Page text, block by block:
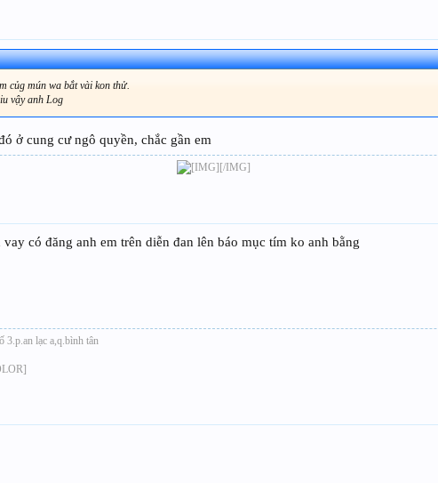
củg mún wa bắt vài kon thử.
vậy anh Log
ở cung cư ngô quyền, chắc gần em
[/IMG]​
có đăng anh em trên diễn đan lên báo mục tím ko anh bằng
3.p.an lạc a,q.bình tân